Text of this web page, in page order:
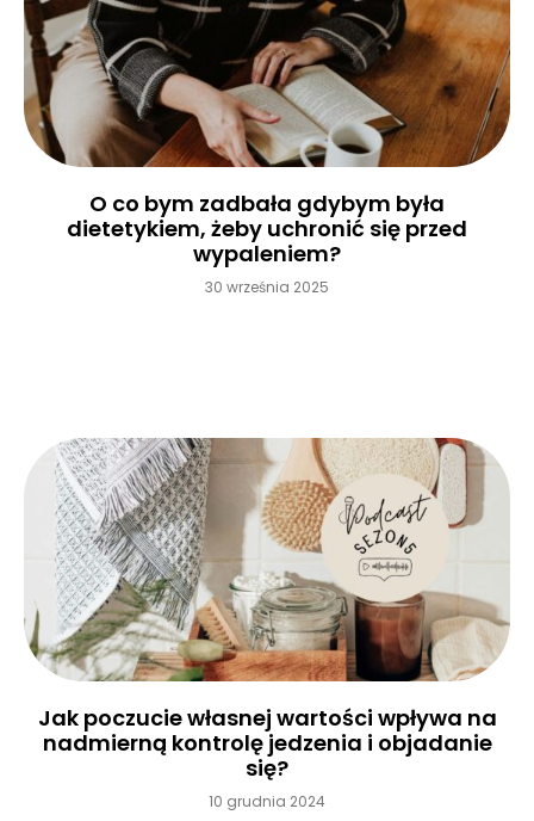
O co bym zadbała gdybym była
dietetykiem, żeby uchronić się przed
wypaleniem?
30 września 2025
Jak poczucie własnej wartości wpływa na
nadmierną kontrolę jedzenia i objadanie
się?
10 grudnia 2024